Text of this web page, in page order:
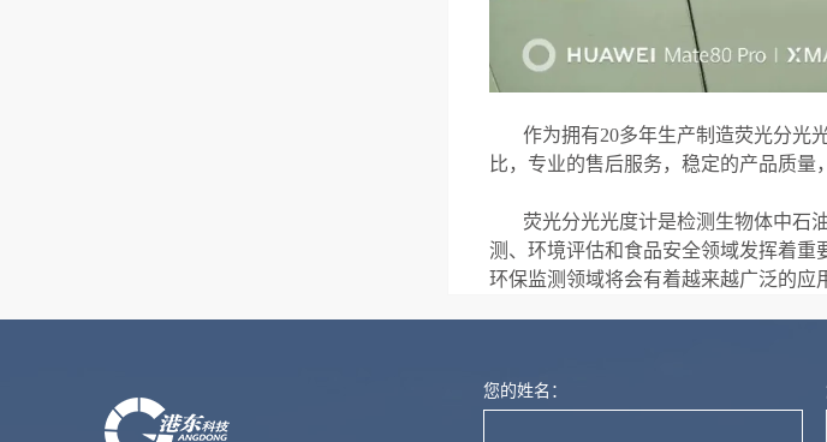
作为拥有20多年生产制造荧光分光
比，专业的售后服务，稳定的产品质量
荧光分光光度计是检测生物体中石
测、环境评估和食品安全领域发挥着
环保监测领域将会有着越来越广泛的应
您的姓名：